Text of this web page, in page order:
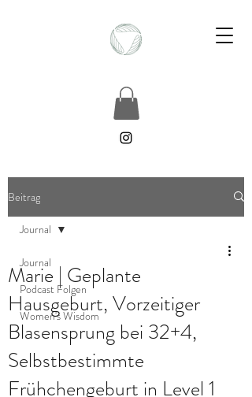
Beitrag
Journal
Podcast Folgen
Women's Wisdom
Journal
Marie | Geplante
Hausgeburt, Vorzeitiger
Blasensprung bei 32+4,
Selbstbestimmte
Frühchengeburt in Level 1